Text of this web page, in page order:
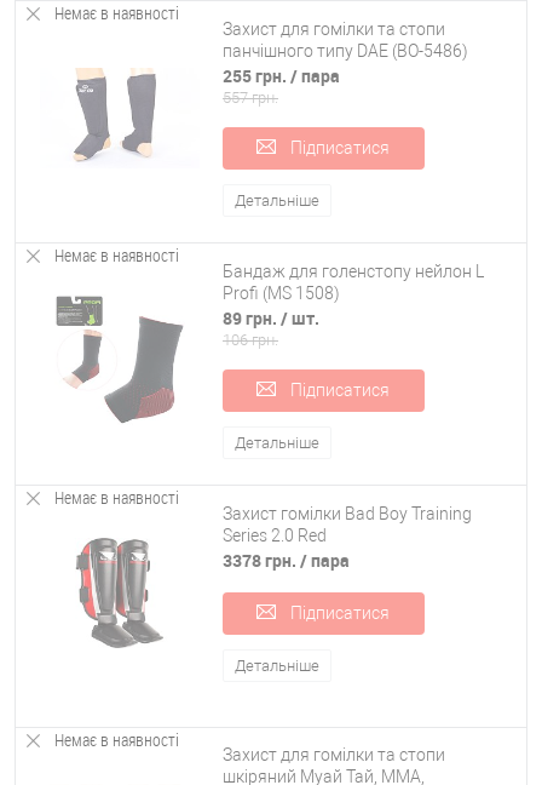
Немає в наявності
Захист для гомілки та стопи
панчішного типу DAE (BO-5486)
255 грн. / пара
557 грн.
Підписатися
Детальніше
Немає в наявності
Бандаж для голенстопу нейлон L
Profi (MS 1508)
89 грн. / шт.
106 грн.
Підписатися
Детальніше
Немає в наявності
Захист гомілки Bad Boy Training
Series 2.0 Red
3378 грн. / пара
Підписатися
Детальніше
Немає в наявності
Захист для гомілки та стопи
шкіряний Муай Тай, ММА,